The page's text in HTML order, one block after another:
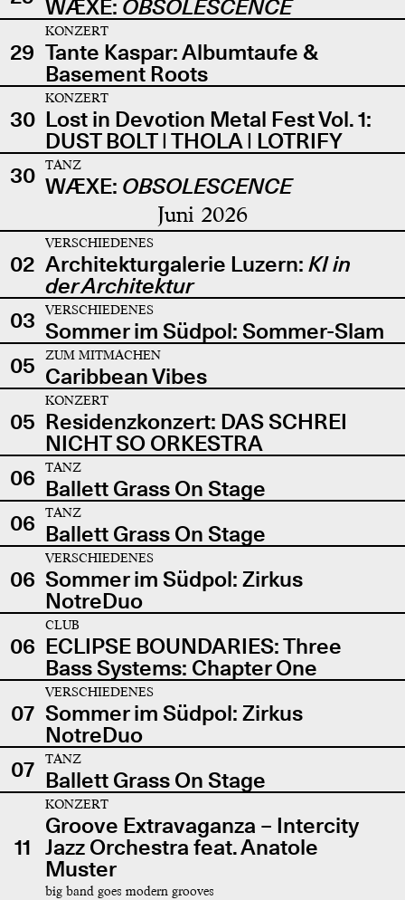
WÆXE: OBSOLESCENCE
29
KONZERT
Tante Kaspar: Albumtaufe &
Basement Roots
30
KONZERT
Lost in Devotion Metal Fest Vol. 1:
DUST BOLT | THOLA | LOTRIFY
30
TANZ
WÆXE: OBSOLESCENCE
Juni 2026
02
VERSCHIEDENES
Architekturgalerie Luzern: KI in
der Architektur
03
VERSCHIEDENES
Sommer im Südpol: Sommer-Slam
05
ZUM MITMACHEN
Caribbean Vibes
05
KONZERT
Residenzkonzert: DAS SCHREI
NICHT SO ORKESTRA
06
TANZ
Ballett Grass On Stage
06
TANZ
Ballett Grass On Stage
06
VERSCHIEDENES
Sommer im Südpol: Zirkus
NotreDuo
06
CLUB
ECLIPSE BOUNDARIES: Three
Bass Systems: Chapter One
07
VERSCHIEDENES
Sommer im Südpol: Zirkus
NotreDuo
07
TANZ
Ballett Grass On Stage
11
KONZERT
Groove Extravaganza – Intercity
Jazz Orchestra feat. Anatole
Muster
big band goes modern grooves